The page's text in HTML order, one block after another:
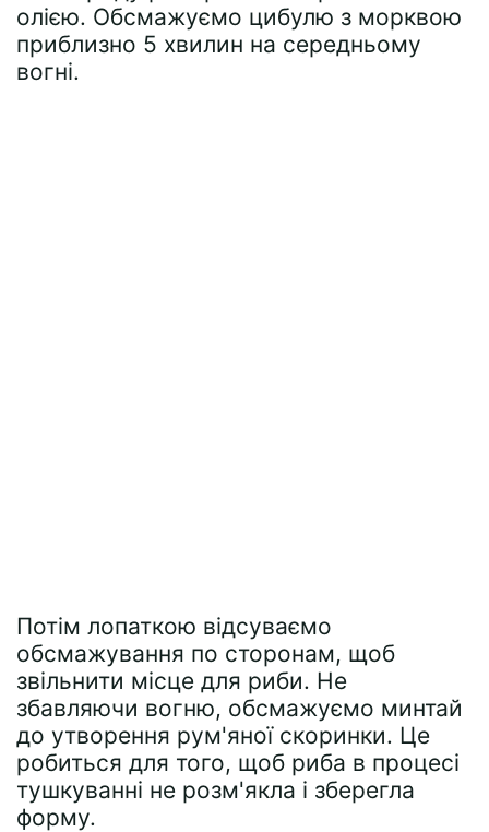
олією. Обсмажуємо цибулю з морквою
приблизно 5 хвилин на середньому
вогні.
Потім лопаткою відсуваємо
обсмажування по сторонам, щоб
звільнити місце для риби. Не
збавляючи вогню, обсмажуємо минтай
до утворення рум'яної скоринки. Це
робиться для того, щоб риба в процесі
тушкуванні не розм'якла і зберегла
форму.